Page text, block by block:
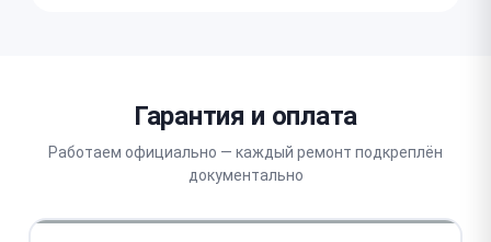
Гарантия и оплата
Работаем официально — каждый ремонт подкреплён
документально